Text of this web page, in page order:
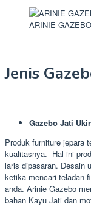
ARINIE
Jenis
Gazebo Jati
Produk furniture jepara
kualitasnya. Hal ini
laris dipasaran. Desain
ketika mencari teladan-
anda. Arinie Gazebo
bahan Kayu Jati dan